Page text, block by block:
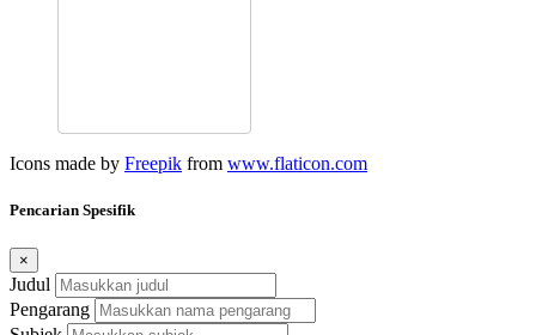
Icons made by Freepik from www.flaticon.com
Pencarian Spesifik
×
Judul
Pengarang